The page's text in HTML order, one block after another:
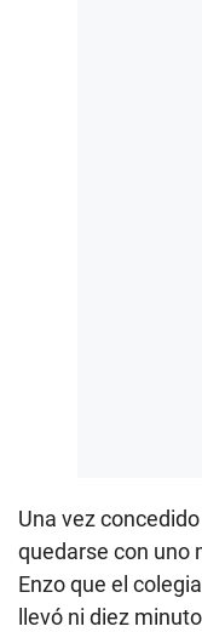
Una vez
quedarse con uno
Enzo que el
llevó ni diez